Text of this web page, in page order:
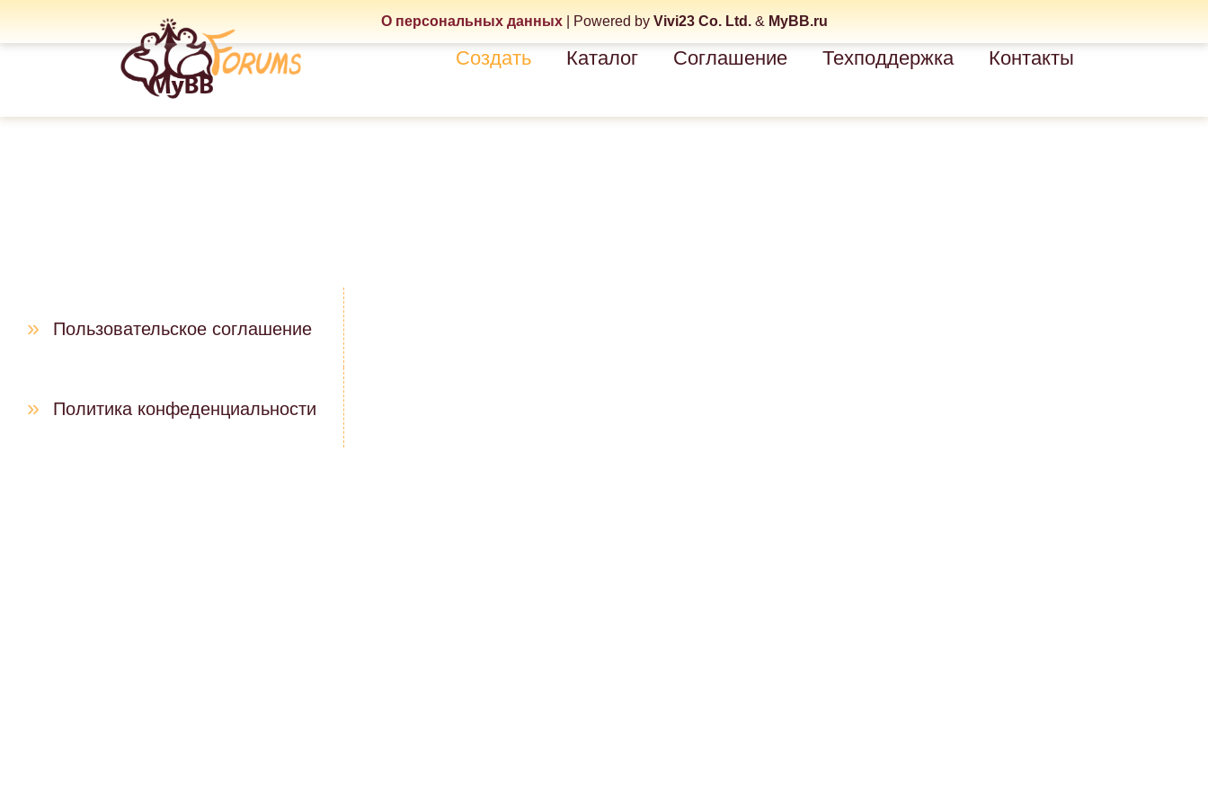
Создать Каталог Соглашение Техподдержка Контакты
» Пользовательское соглашение
» Политика конфеденциальности
О персональных данных| Powered by Vivi23 Co. Ltd.& MyBB.ru